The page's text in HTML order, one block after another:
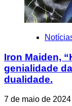
Iron Maiden,
genialidade
dualidade.
7 de maio de 2024